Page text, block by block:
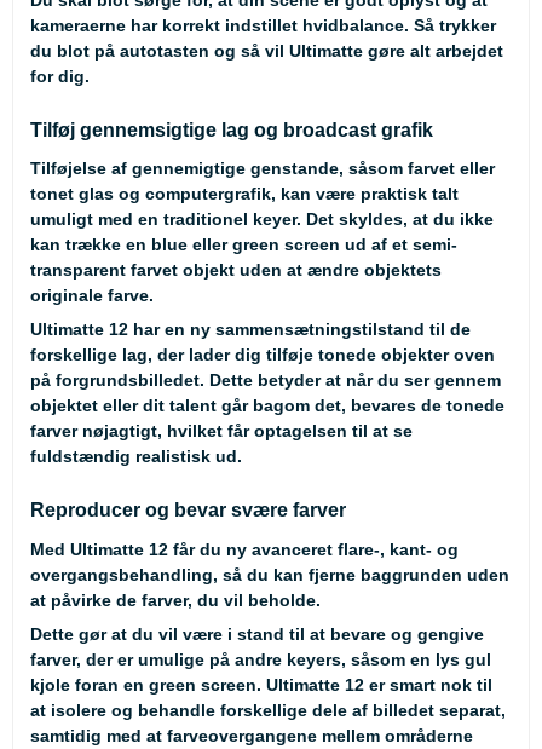
kameraerne har korrekt indstillet hvidbalance. Så trykker
du blot på autotasten og så vil Ultimatte gøre alt arbejdet
for dig.
Tilføj gennemsigtige lag og broadcast grafik
Tilføjelse af gennemigtige genstande, såsom farvet eller
tonet glas og computergrafik, kan være praktisk talt
umuligt med en traditionel keyer. Det skyldes, at du ikke
kan trække en blue eller green screen ud af et semi-
transparent farvet objekt uden at ændre objektets
originale farve.
Ultimatte 12 har en ny sammensætningstilstand til de
forskellige lag, der lader dig tilføje tonede objekter oven
på forgrundsbilledet. Dette betyder at når du ser gennem
objektet eller dit talent går bagom det, bevares de tonede
farver nøjagtigt, hvilket får optagelsen til at se
fuldstændig realistisk ud.
Reproducer og bevar svære farver
Med Ultimatte 12 får du ny avanceret flare-, kant- og
overgangsbehandling, så du kan fjerne baggrunden uden
at påvirke de farver, du vil beholde.
Dette gør at du vil være i stand til at bevare og gengive
farver, der er umulige på andre keyers, såsom en lys gul
kjole foran en green screen. Ultimatte 12 er smart nok til
at isolere og behandle forskellige dele af billedet separat,
samtidig med at farveovergangene mellem områderne